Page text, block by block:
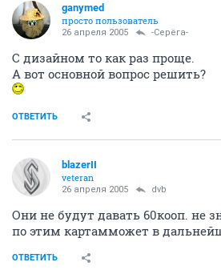
ganymed
просто пользователь
26 апреля 2005 -Серёга-
С дизайном то как раз проще.
А вот основной вопрос решить?
ОТВЕТИТЬ
blazerII
veteran
26 апреля 2005 dvb
Они не будут давать 60кооп. не
по этим картамможет в
ОТВЕТИТЬ